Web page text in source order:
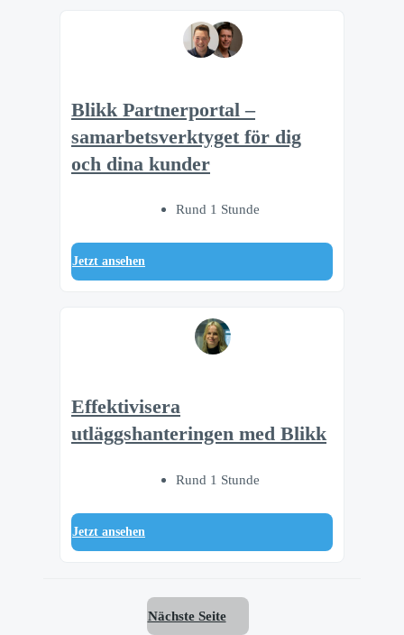
Blikk Partnerportal –
samarbetsverktyget för dig
och dina kunder
Rund 1 Stunde
Jetzt ansehen
Effektivisera
utläggshanteringen med Blikk
Rund 1 Stunde
Jetzt ansehen
Nächste Seite